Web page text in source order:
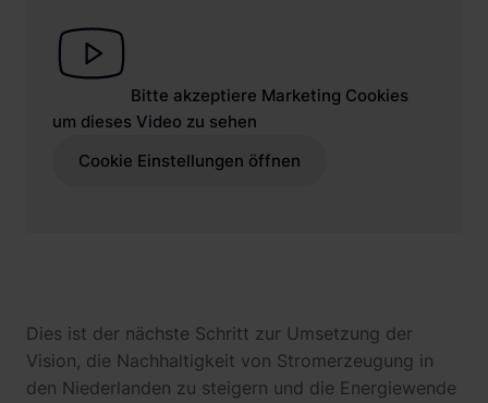
Bitte akzeptiere Marketing Cookies
um dieses Video zu sehen
Cookie Einstellungen öffnen
Dies ist der nächste Schritt zur Umsetzung der
Vision, die Nachhaltigkeit von Stromerzeugung in
den Niederlanden zu steigern und die Energiewende